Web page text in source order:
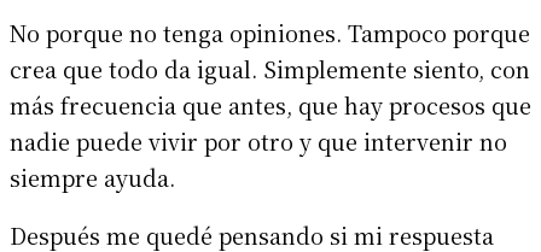
No porque no tenga opiniones. Tampoco porque
crea que todo da igual. Simplemente siento, con
más frecuencia que antes, que hay procesos que
nadie puede vivir por otro y que intervenir no
siempre ayuda.
Después me quedé pensando si mi respuesta